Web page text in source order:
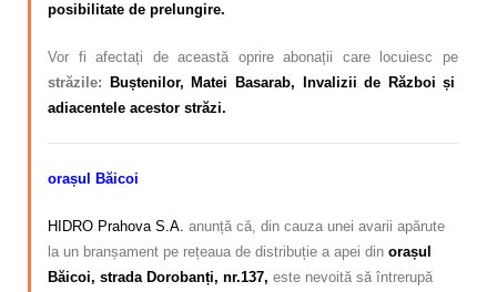
posibilitate de prelungire.
Vor fi afectați de această oprire abonații care locuiesc pe
străzile:
Buștenilor, Matei Basarab, Invalizii de Război și
adiacentele acestor străzi.
orașul Băicoi
HIDRO Prahova S.A. anunță că, din cauza unei avarii apărute
la un branșament pe rețeaua de distribuție a apei din orașul
Băicoi, strada Dorobanți, nr.137, este nevoită să întrerupă